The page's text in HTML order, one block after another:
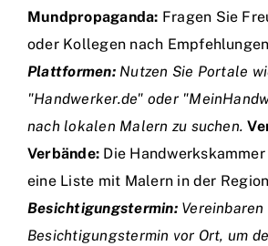
Mundpropaganda: Fragen Sie
oder Kollegen nach
Plattformen:Nutzen Sie Portale
"Handwerker.de" oder
nach lokalen Malern zu suchen.
Verbände: Die
eine Liste mit Malern in der
Besichtigungstermin:Vereinbaren
Besichtigungstermin vor Ort, um